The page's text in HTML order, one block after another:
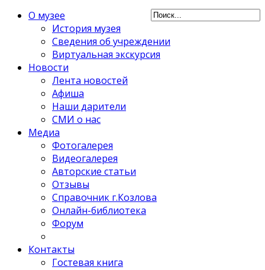
О музее
История музея
Сведения об учреждении
Виртуальная экскурсия
Новости
Лента новостей
Афиша
Наши дарители
СМИ о нас
Медиа
Фотогалерея
Видеогалерея
Авторские статьи
Отзывы
Справочник г.Козлова
Онлайн-библиотека
Форум
Контакты
Гостевая книга